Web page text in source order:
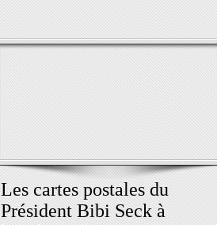
Les cartes postales du
Président Bibi Seck à